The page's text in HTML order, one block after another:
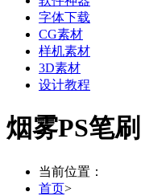
字体下载
CG素材
样机素材
3D素材
设计教程
烟雾PS笔刷
当前位置：
首页>